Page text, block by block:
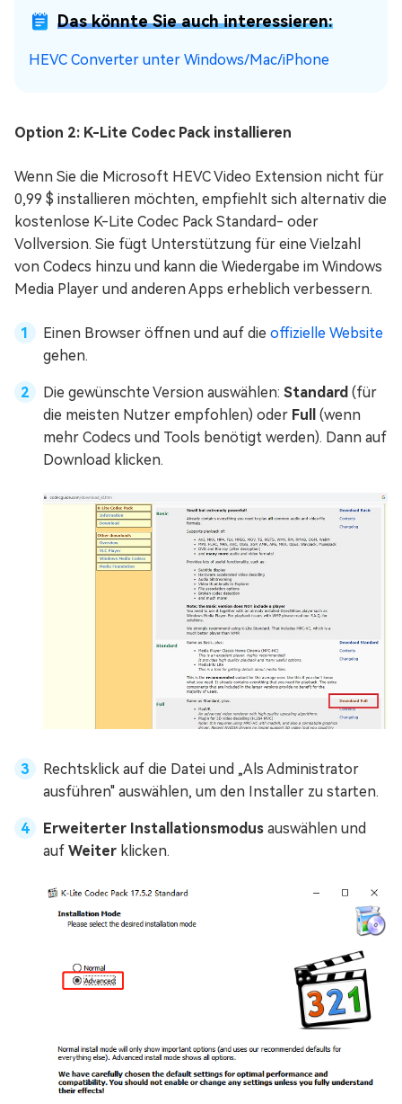
Das könnte Sie auch interessieren:
HEVC Converter unter Windows/Mac/iPhone
Option 2: K-Lite Codec Pack installieren
Wenn Sie die Microsoft HEVC Video Extension nicht für
0,99 $ installieren möchten, empfiehlt sich alternativ die
kostenlose K-Lite Codec Pack Standard- oder
Vollversion. Sie fügt Unterstützung für eine Vielzahl
von Codecs hinzu und kann die Wiedergabe im Windows
Media Player und anderen Apps erheblich verbessern.
Einen Browser öffnen und auf die offizielle Website
gehen.
Die gewünschte Version auswählen: Standard (für
die meisten Nutzer empfohlen) oder Full
(wenn
mehr Codecs und Tools benötigt werden). Dann auf
Download klicken.
Rechtsklick auf die Datei und „Als Administrator
ausführen" auswählen, um den Installer zu starten.
Erweiterter Installationsmodus auswählen und
auf Weiter klicken.